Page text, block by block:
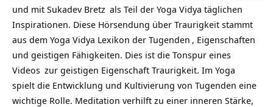
und mit Sukadev Bretz als Teil der Yoga Vidya täglichen
Inspirationen. Diese Hörsendung über Traurigkeit stammt
aus dem Yoga Vidya Lexikon der Tugenden , Eigenschaften
und geistigen Fähigkeiten. Dies ist die Tonspur eines
Videos zur geistigen Eigenschaft Traurigkeit. Im Yoga
spielt die Entwicklung und Kultivierung von Tugenden eine
wichtige Rolle. Meditation verhilft zu einer inneren Stärke,